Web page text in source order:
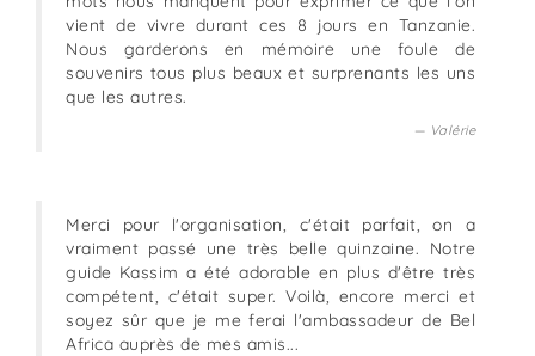
vient de vivre durant ces 8 jours en Tanzanie.
Nous garderons en mémoire une foule de
souvenirs tous plus beaux et surprenants les uns
que les autres.
Valérie
Merci pour l'organisation, c'était parfait, on a
vraiment passé une très belle quinzaine. Notre
guide Kassim a été adorable en plus d'être très
compétent, c'était super. Voilà, encore merci et
soyez sûr que je me ferai l'ambassadeur de Bel
Africa auprès de mes amis...